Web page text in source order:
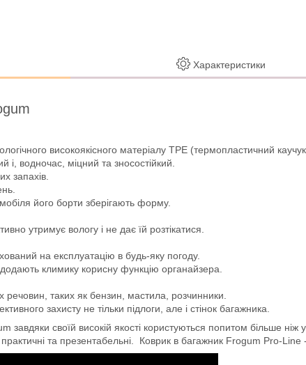
Характеристики
високоякісного матеріалу TPE (термопластичний
водночас, міцний та зносостійкий.
запахів.
його борти зберігають форму.
утримує вологу і не дає їй розтікатися.
на експлуатацію в будь-яку погоду.
климику корисну функцію органайзера.
речовин, таких як бензин, мастила, розчинники.
захисту не тільки підлоги, але і стінок багажника.
завдяки своїй високій якості користуються попитом більше
практичні та презентабельні. Коврик в багажник Frogum Pro-Line